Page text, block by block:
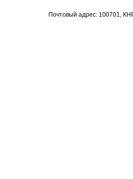
Почтовый адрес: 100701,